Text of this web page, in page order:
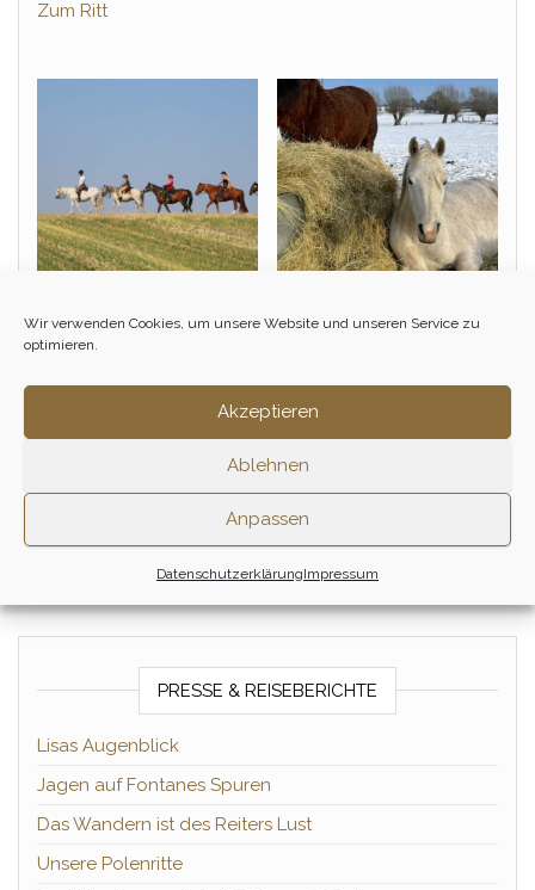
Wir verwenden Cookies, um unsere Website und unseren Service zu
optimieren.
Akzeptieren
Ablehnen
Anpassen
DatenschutzerklärungImpressum
Zum Ritt
Einsteiger &
– April
1/2 Tag
Zum Ritt
PRESSE & REISEBERICHTE
Lisas Augenblick
Jagen auf Fontanes Spuren
Das Wandern ist des Reiters Lust
Unsere Polenritte